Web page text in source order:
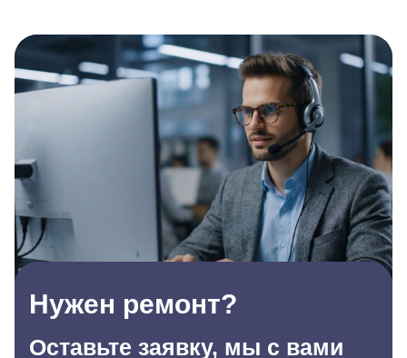
Нужен ремонт?
Оставьте заявку, мы с вами